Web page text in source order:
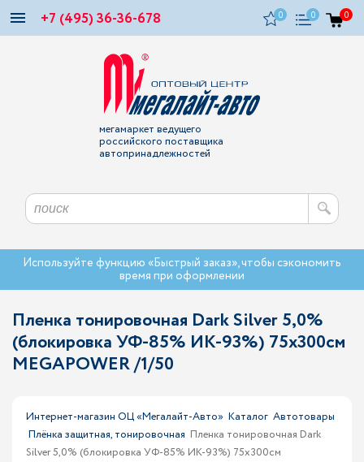
+7 (495) 36-36-678 0 0 0
мегамаркет ведущего
российского поставщика
автопринадлежностей
Используйте функцию «Быстрый заказ», чтобы сэкономить
время при оформлении
Пленка тонировочная Dark Silver 5,0%
(блокировка УФ-85% ИК-93%) 75х300см
MEGAPOWER /1/50
Интернет-магазин ОЦ «Мегалайт-Авто» Каталог Автотовары
Плёнка защитная, тонировочная Пленка тонировочная Dark
Silver 5,0% (блокировка УФ-85% ИК-93%) 75х300см